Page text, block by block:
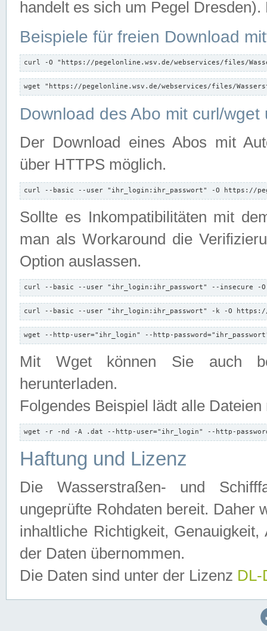
handelt es sich um Pegel
Beispiele für freien Download
curl -O "https://pegelonline.wsv.de/webservices/files/
wget "https://pegelonline.wsv.de/webservices/files/
Download des Abo mit curl/
Der Download eines Abos mit
über HTTPS möglich.
curl --basic --user "ihr_login:ihr_passwort" -O https://
Sollte es Inkompatibilitäten mit
man als Workaround die
Option auslassen.
curl --basic --user "ihr_login:ihr_passwort" --insecure -
curl --basic --user "ihr_login:ihr_passwort" -k -O
wget --http-user="ihr_login" --http-
Mit Wget können Sie auch
herunterladen.
Folgendes Beispiel lädt alle
wget -r -nd -A .dat --http-user="ihr_login" --http-
Haftung und Lizenz
Die Wasserstraßen- und
ungeprüfte Rohdaten bereit. Daher
inhaltliche Richtigkeit,
der Daten übernommen.
Die Daten sind unter der Lizenz